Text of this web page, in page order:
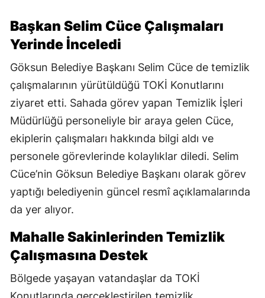
Başkan Selim Cüce Çalışmaları
Yerinde İnceledi
Göksun Belediye Başkanı Selim Cüce de temizlik
çalışmalarının yürütüldüğü TOKİ Konutlarını
ziyaret etti. Sahada görev yapan Temizlik İşleri
Müdürlüğü personeliyle bir araya gelen Cüce,
ekiplerin çalışmaları hakkında bilgi aldı ve
personele görevlerinde kolaylıklar diledi. Selim
Cüce’nin Göksun Belediye Başkanı olarak görev
yaptığı belediyenin güncel resmî açıklamalarında
da yer alıyor.
Mahalle Sakinlerinden Temizlik
Çalışmasına Destek
Bölgede yaşayan vatandaşlar da TOKİ